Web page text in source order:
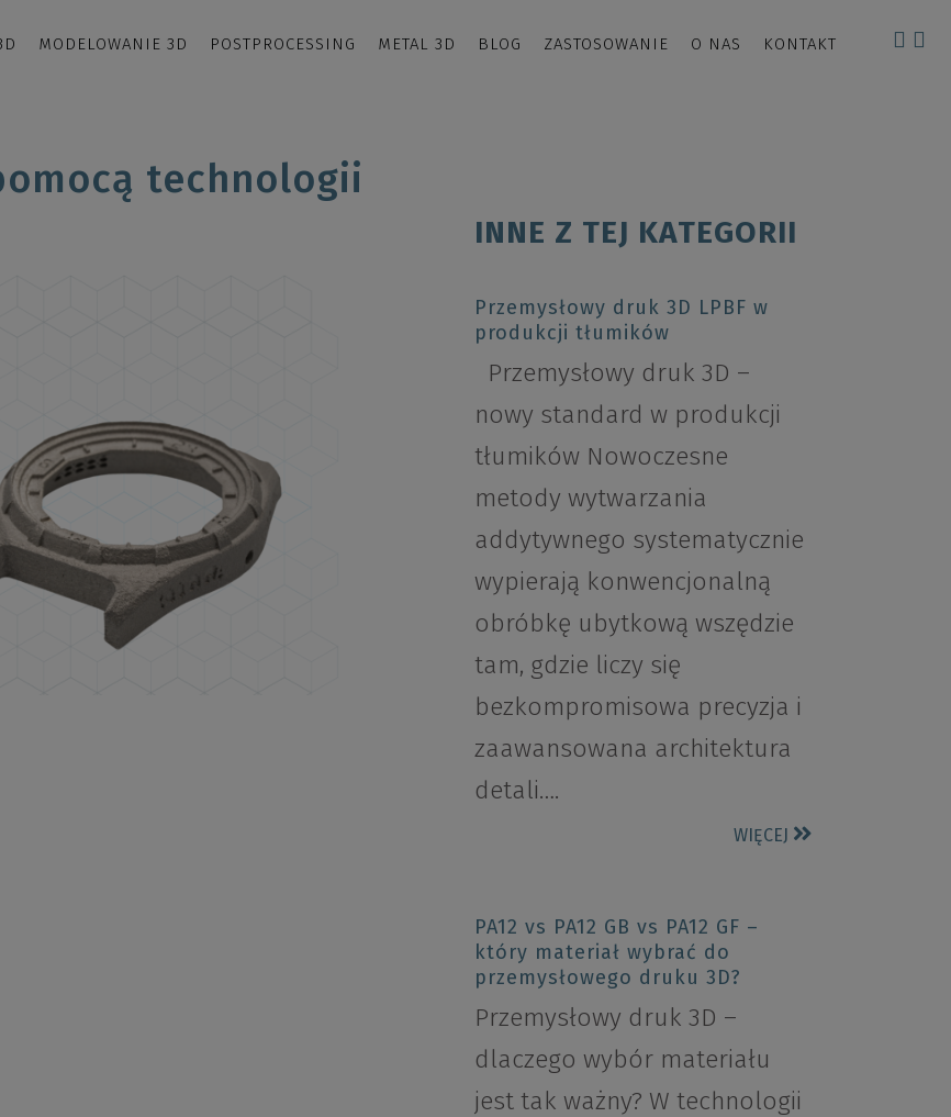
MODELOWANIE 3D POSTPROCESSING METAL 3D BLOG ZASTOSOWANIE O NAS KONTAKT
technologii
INNE Z TEJ KATEGORII
Przemysłowy druk 3D LPBF w
produkcji tłumików
Przemysłowy druk 3D –
nowy standard w produkcji
tłumików Nowoczesne
metody wytwarzania
addytywnego systematycznie
wypierają konwencjonalną
obróbkę ubytkową wszędzie
tam, gdzie liczy się
bezkompromisowa precyzja i
zaawansowana architektura
detali….
WIĘCEJ
PA12 vs PA12 GB vs PA12 GF –
który materiał wybrać do
przemysłowego druku 3D?
Przemysłowy druk 3D –
dlaczego wybór materiału
jest tak ważny? W technologii